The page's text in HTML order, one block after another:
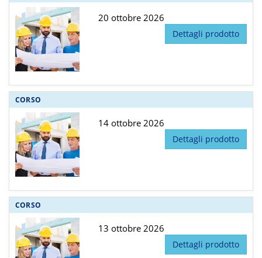
20 ottobre 2026
Dettagli prodotto
CORSO
14 ottobre 2026
Dettagli prodotto
CORSO
13 ottobre 2026
Dettagli prodotto